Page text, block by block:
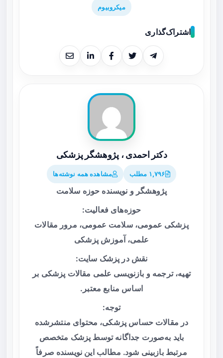
میکروبیوم
اشتراک‌گذاری
دکتر احمدی ، پژوهشگر پزشکی
۱,۷۹۶ مطلب مشاهده همه نوشته‌ها
پژوهشگر و نویسنده حوزه سلامت
حوزه‌های فعالیت:
پزشکی عمومی، سلامت عمومی، مرور مقالات
علمی، آموزش پزشکی
نقش در پزشک سایت:
تهیه، ترجمه و بازنویسی علمی مقالات پزشکی بر
اساس منابع معتبر.
توجه:
در مقالات حساس پزشکی، محتوای منتشرشده
باید به‌صورت جداگانه توسط پزشک متخصص
مرتبط بازبینی شود. مطالب این نویسنده صرفاً